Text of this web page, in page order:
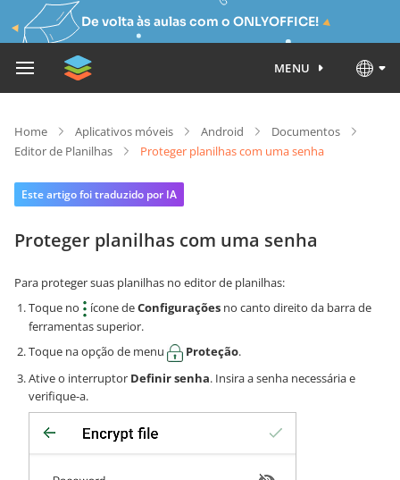
De volta às aulas com o ONLYOFFICE!
MENU
Home Aplicativos móveis Android
Documentos
Editor de Planilhas
Proteger planilhas com uma senha
Este artigo foi traduzido por IA
Proteger planilhas com uma senha
Para proteger suas planilhas no editor de planilhas:
Toque no
ícone deConfigurações no canto direito da barra de
ferramentas superior.
Toque na opção de menu
Proteção.
Ative o interruptor Definir senha. Insira a senha necessária e
verifique-a.